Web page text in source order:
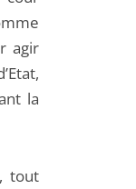
agir
la
tout